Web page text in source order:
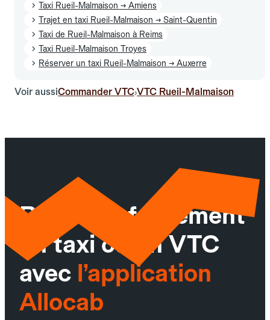
Taxi Rueil-Malmaison → Amiens
Trajet en taxi Rueil-Malmaison → Saint-Quentin
Taxi de Rueil-Malmaison à Reims
Taxi Rueil-Malmaison Troyes
Réserver un taxi Rueil-Malmaison → Auxerre
Voir aussiCommander VTC›VTC Rueil-Malmaison
Réservez facilement
un taxi ou un VTC
avec l’application
Allocab